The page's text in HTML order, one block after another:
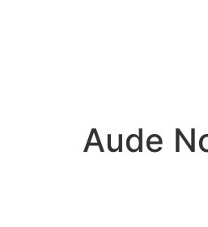
Aude